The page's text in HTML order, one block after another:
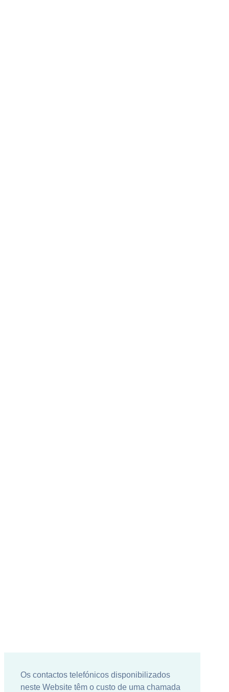
Os contactos telefónicos disponibilizados
neste Website têm o custo de uma chamada